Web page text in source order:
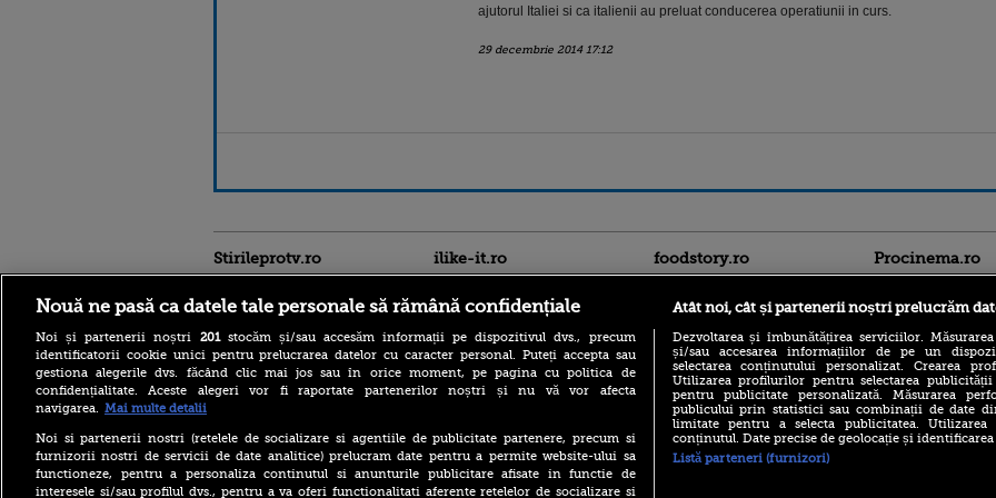
ajutorul Italiei si ca italienii au preluat conducerea operatiunii in curs.
29 decembrie 2014 17:12
Stirileprotv.ro
Care este mâncarea
preferată a lui Florin
Dumitrescu. Juratul
ilike-it.ro foodstory.ro
(P) Descoperă Lumea
Evenimentelor din România
cu Transilvania Events!
Procinema.ro
Banditul zburător,
prolific spărgător
Nouă ne pasă ca datele tale personale să rămână confidențiale
Noi și partenerii noștri 201stocăm și/sau accesăm informații pe dispozitivul dvs., precum
identificatorii cookie unici pentru prelucrarea datelor cu caracter personal. Puteți accepta sau
gestiona alegerile dvs. făcând clic mai jos sau în orice moment, pe pagina cu politica de
confidențialitate. Aceste alegeri vor fi raportate partenerilor noștri și nu vă vor afecta
navigarea. Mai multe detalii
Noi si partenerii nostri (retelele de socializare si agentiile de publicitate partenere, precum si
furnizorii nostri de servicii de date analitice) prelucram date pentru a permite website-ului sa
functioneze, pentru a personaliza continutul si anunturile publicitare afisate in functie de
interesele si/sau profilul dvs., pentru a va oferi functionalitati aferente retelelor de socializare si
Atât noi, cât și partenerii noștri prelucrăm
Dezvoltarea și îmbunătățirea serviciilor.
și/sau accesarea informațiilor de pe un
selectarea conținutului personalizat. Crearea
Utilizarea profilurilor pentru selectarea
pentru publicitate personalizată. Măsurarea
publicului prin statistici sau combinații de date
limitate pentru a selecta publicitatea.
conținutul. Date precise de geolocație și
Listă parteneri (furnizori)